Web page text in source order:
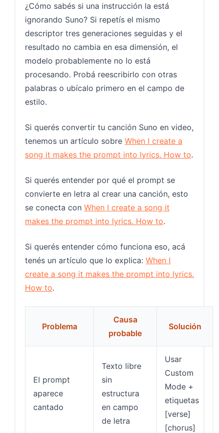
¿Cómo sabés si una instrucción la está
ignorando Suno? Si repetís el mismo
descriptor tres generaciones seguidas y el
resultado no cambia en esa dimensión, el
modelo probablemente no lo está
procesando. Probá reescribirlo con otras
palabras o ubícalo primero en el campo de
estilo.
Si querés convertir tu canción Suno en video,
tenemos un artículo sobre When I create a
song it makes the prompt into lyrics. How to.
Si querés entender por qué el prompt se
convierte en letra al crear una canción, esto
se conecta con When I create a song it
makes the prompt into lyrics. How to.
Si querés entender cómo funciona eso, acá
tenés un artículo que lo explica: When I
create a song it makes the prompt into lyrics.
How to.
Problema
Causa
probable
Solución
El prompt
aparece
cantado
Texto libre
sin
estructura
en campo
de letra
Usar
Custom
Mode +
etiquetas
[verse]
[chorus]